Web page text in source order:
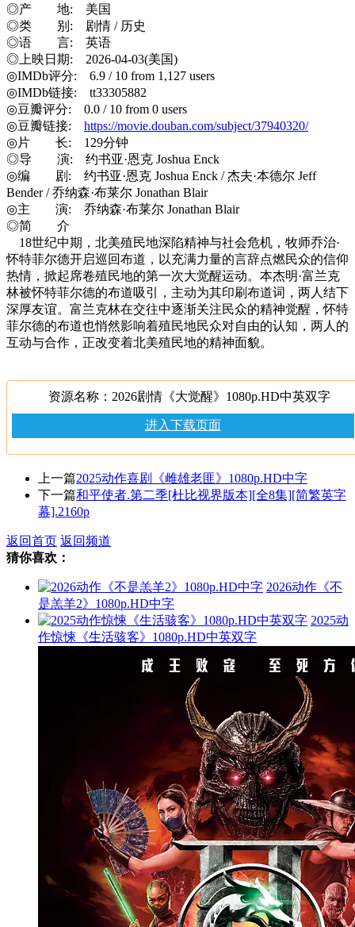
◎产 地: 美国
◎类 别: 剧情 / 历史
◎语 言: 英语
◎上映日期: 2026-04-03(美国)
◎IMDb评分: 6.9 / 10 from 1,127 users
◎IMDb链接: tt33305882
◎豆瓣评分: 0.0 / 10 from 0 users
◎豆瓣链接: https://movie.douban.com/subject/37940320/
◎片 长: 129分钟
◎导 演: 约书亚·恩克 Joshua Enck
◎编 剧: 约书亚·恩克 Joshua Enck / 杰夫·本德尔 Jeff
Bender / 乔纳森·布莱尔 Jonathan Blair
◎主 演: 乔纳森·布莱尔 Jonathan Blair
◎简 介
18世纪中期，北美殖民地深陷精神与社会危机，牧师乔治·
怀特菲尔德开启巡回布道，以充满力量的言辞点燃民众的信仰
热情，掀起席卷殖民地的第一次大觉醒运动。本杰明·富兰克
林被怀特菲尔德的布道吸引，主动为其印刷布道词，两人结下
深厚友谊。富兰克林在交往中逐渐关注民众的精神觉醒，怀特
菲尔德的布道也悄然影响着殖民地民众对自由的认知，两人的
互动与合作，正改变着北美殖民地的精神面貌。
资源名称：2026剧情《大觉醒》1080p.HD中英双字
进入下载页面
上一篇2025动作喜剧《雌雄老匪》1080p.HD中字
下一篇和平使者.第二季[杜比视界版本][全8集][简繁英字
幕].2160p
返回首页 返回频道
猜你喜欢：
2026动作《不
是羔羊2》1080p.HD中字
2025动
作惊悚《生活骇客》1080p.HD中英双字